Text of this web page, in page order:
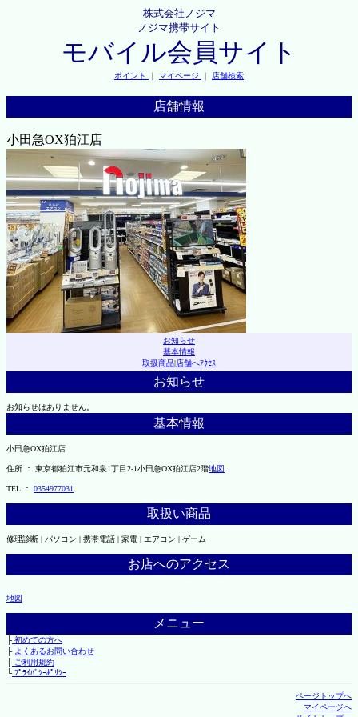
株式会社ノジマ
ノジマ携帯サイト
モバイル会員サイト
ポイント ｜ マイページ ｜ 店舗検索
店舗情報
小田急OX狛江店
お知らせ
基本情報
取扱商品|店舗へｱｸｾｽ
お知らせ
お知らせはありません。
基本情報
小田急OX狛江店
住所 ： 東京都狛江市元和泉1丁目2-1小田急OX狛江店2階地図
TEL ： 0354977031
取扱い商品
修理診断 | パソコン | 携帯電話 | 家電 | エアコン | ゲーム
お店へのアクセス
地図
メニュー
├初めての方へ
├ よくあるお問い合わせ
├ご利用規約
└ﾌﾟﾗｲﾊﾞｼｰﾎﾟﾘｼｰ
ページトップへ
マイページへ